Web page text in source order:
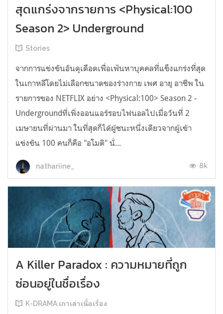
สุดแกร่งจากรายการ <Physical:100
Season 2> Underground
Stories
จากการแข่งขันอันดุเดือดเพื่อเฟ้นหาบุคคลที่แข็งแกร่งที่สุด
ในเกาหลีโดยไม่เลือกขนาดของร่างกาย เพศ อายุ อาชีพ ใน
รายการของ NETFLIX อย่าง <Physical:100> Season 2 -
Undergroundที่เพิ่งออนแอร์รอบไฟนอลไปเมื่อวันที่ 2
เมษายนที่ผ่านมา ในที่สุดก็ได้ผู้ชนะหนึ่งเดียวจากผู้เข้า
แข่งขัน 100 คนก็คือ "อโมติ" นั่...
nathariine_ 8k
A Killer Paradox : ความหมายที่ถูก
ซ่อนอยู่ในชื่อเรื่อง
K-DRAMA เกาเล่าเนื้อเรื่อง